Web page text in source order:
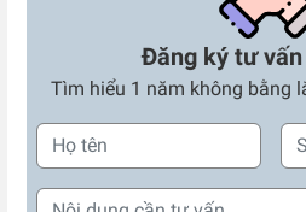
Đăng ký tư
Tìm hiểu 1 năm không bằng